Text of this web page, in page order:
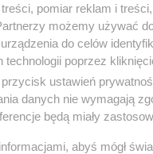
pomiar reklam i
możemy używać
do celów
poprzez
ustawień
danych nie wymagają
będą miały
abyś mógł